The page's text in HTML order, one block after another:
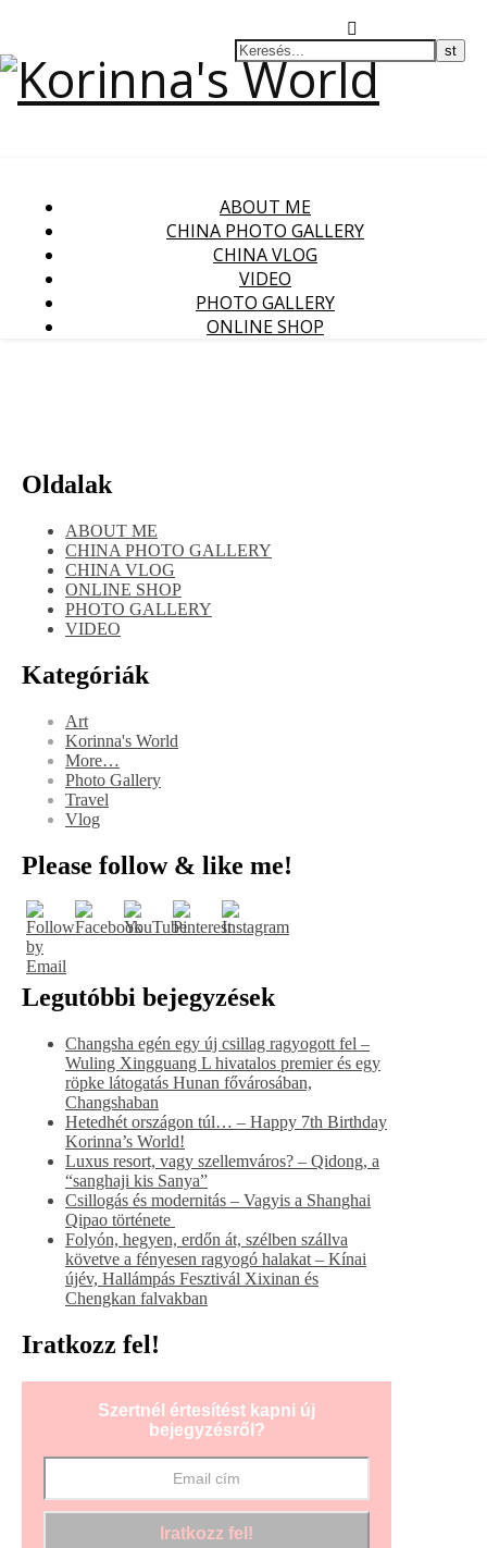
ABOUT ME
CHINA PHOTO GALLERY
CHINA VLOG
VIDEO
PHOTO GALLERY
ONLINE SHOP
Oldalak
ABOUT ME
CHINA PHOTO GALLERY
CHINA VLOG
ONLINE SHOP
PHOTO GALLERY
VIDEO
Kategóriák
Art
Korinna's World
More…
Photo Gallery
Travel
Vlog
Please follow & like me!
Legutóbbi bejegyzések
Changsha egén egy új csillag ragyogott fel –
Wuling Xingguang L hivatalos premier és egy
röpke látogatás Hunan fővárosában,
Changshaban
Hetedhét országon túl… – Happy 7th Birthday
Korinna’s World!
Luxus resort, vagy szellemváros? – Qidong, a
“sanghaji kis Sanya”
Csillogás és modernitás – Vagyis a Shanghai
Qipao története
Folyón, hegyen, erdőn át, szélben szállva
követve a fényesen ragyogó halakat – Kínai
újév, Hallámpás Fesztivál Xixinan és
Chengkan falvakban
Iratkozz fel!
Szertnél értesítést kapni új
bejegyzésről?